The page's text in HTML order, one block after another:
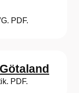
PDF.
PDF.